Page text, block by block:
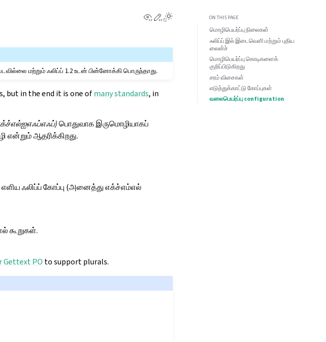
View this page
Edit this page
Toggle Light / Dark / Auto color theme
மற்றும் ஃலிப்ப் 1.2 உடன் பின்னோக்கி பொருந்தாது.
but in the end it is one ofmany standards, in
பொதுவாக இருமொழியாகப்
என்றும் ஆதரிக்கிறது.
எளிய ஃலிப்ப் கோப்பு (அனைத்து எக்ச்எம்எல்
கூறுகள்.
Gettext PO to support plurals.
ON THIS PAGE
மொழிபெயர்ப்பு நிலைகள்
ஃலிப்ப் இல் இடைவெளி மற்றும் புதிய
லைன்ச்
மொழிபெயர்ப்பு கொடிகளைக்
குறிப்பிடுகிறது
சரம் விசைகள்
எடுத்துக்காட்டு கோப்புகள்
வலைபெயர்ப்பு configuration